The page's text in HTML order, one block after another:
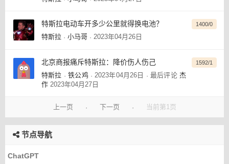
特斯拉电动车开多少公里就得换电池？
特斯拉 · 小马哥 · 2023年04月26日
1400/0
北京商报痛斥特斯拉：降价伤人伤己
特斯拉 · 铁公鸡 · 2023年04月26日 · 最后评论杰
作 2023年04月27日
1592/1
上一页 · 下一页 · 当前第1页
节点导航
ChatGPT